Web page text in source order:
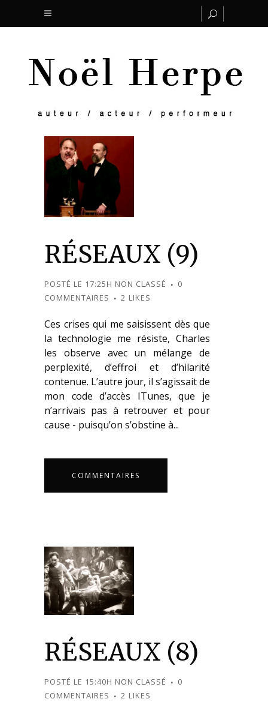
RÉSEAUX (9)
POSTÉ LE 17:25H NON CLASSÉ
0
COMMENTAIRES
2 LIKES
Ces crises qui me saisissent dès que
la technologie me résiste, Charles
les observe avec un mélange de
perplexité, d’effroi et d’hilarité
contenue. L’autre jour, il s’agissait de
mon code d’accès ITunes, que je
n’arrivais pas à retrouver et pour
cause - puisqu’on s’obstine à...
COMMENTAIRES
RÉSEAUX (8)
POSTÉ LE 15:40H NON CLASSÉ
0
COMMENTAIRES
2 LIKES